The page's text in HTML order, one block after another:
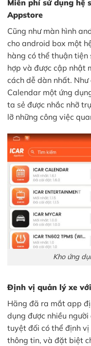
Miễn phí sử dụng hệ
Appstore
Cũng như màn hình
cho android box một
hàng có thể thuận tiện
hợp và được cập nhật
cách dễ dàn nhất.
Calendar một ứng
ta sẻ được nhắc nhỡ
lỡ những công việc
Kho ứng
Định vị quản lý xe
Hãng đã ra mắt app
dụng được nhiều
tuyệt đối có thể định
thông tin, và đặt biệt